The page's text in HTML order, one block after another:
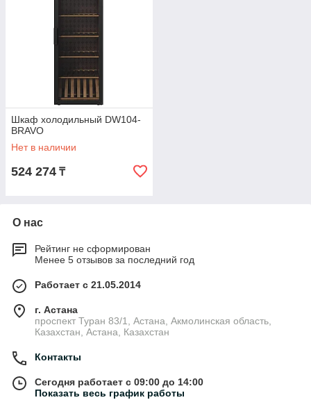
Шкаф холодильный DW104-
BRAVO
Нет в наличии
524 274 ₸
О нас
Рейтинг не сформирован
Менее 5 отзывов за последний год
Работает с 21.05.2014
г. Астана
проспект Туран 83/1, Астана, Акмолинская область,
Казахстан, Астана, Казахстан
Контакты
Сегодня работает с 09:00 до 14:00
Показать весь график работы